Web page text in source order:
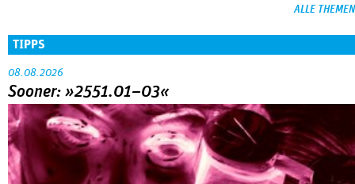
ALLE THEMEN
TIPPS
08.08.2026
Sooner: »2551.01–03«